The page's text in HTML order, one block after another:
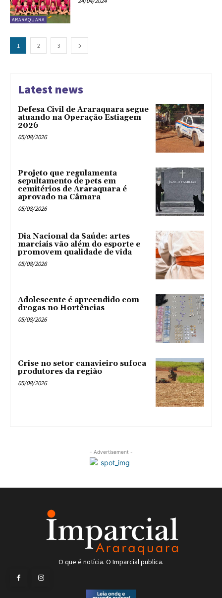
ARARAQUARA
1 2 3
Latest news
Defesa Civil de Araraquara segue
atuando na Operação Estiagem
2026
05/08/2026
Projeto que regulamenta
sepultamento de pets em
cemitérios de Araraquara é
aprovado na Câmara
05/08/2026
Dia Nacional da Saúde: artes
marciais vão além do esporte e
promovem qualidade de vida
05/08/2026
Adolescente é apreendido com
drogas no Hortências ‎
05/08/2026
Crise no setor canavieiro sufoca
produtores da região
05/08/2026
- Advertisement -
O que é notícia. O Imparcial publica.